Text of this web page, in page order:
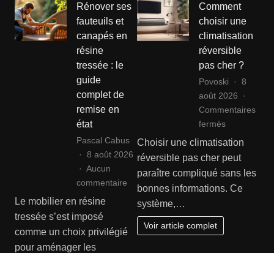
Rénover ses
fauteuils et
canapés en
résine
tressée : le
guide
complet de
remise en
état
Pascal Cabus
8 août 2026
Aucun
commentairesur
ses
fauteuils
et
Le mobilier en résine
tressée s’est imposé
comme un choix privilégié
pour aménager les
Comment
choisir une
climatisation
réversible
pas cher ?
Povoski
8
août 2026
Commentaires
ferméssur
Comment
climatisation
réversible
Choisir une climatisation
réversible pas cher peut
paraître compliqué sans les
bonnes informations. Ce
système,…
Voir article complet